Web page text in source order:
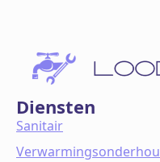
Diensten
Sanitair